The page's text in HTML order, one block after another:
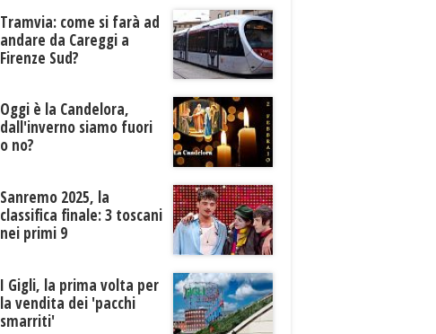
Tramvia: come si farà ad
andare da Careggi a
Firenze Sud?
Oggi è la Candelora,
dall'inverno siamo fuori
o no?
Sanremo 2025, la
classifica finale: 3 toscani
nei primi 9
I Gigli, la prima volta per
la vendita dei 'pacchi
smarriti'